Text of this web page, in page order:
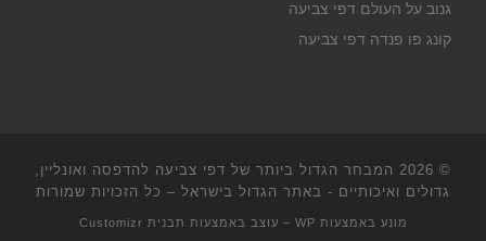
גנוב על העולם דפי צביעה
קונג פו פנדה דפי צביעה
© 2026
המבחר הגדול ביותר של דפי צביעה להדפסה ואונליין,
גדולים ואיכותיים - באתר הגדול בישראל – כל הזכויות שמורות
מונע באמצעות WP – עוצב באמצעות תבנית Customizr